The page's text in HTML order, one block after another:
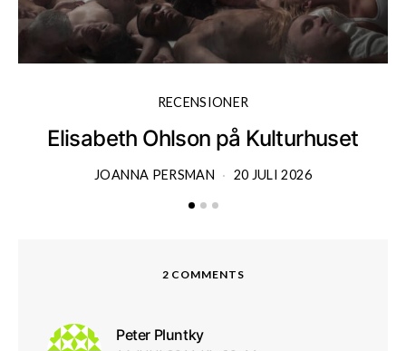
RECENSIONER
Elisabeth Ohlson på Kulturhuset
JOANNA PERSMAN 20 JULI 2026
2 COMMENTS
Peter Pluntkyskriver: